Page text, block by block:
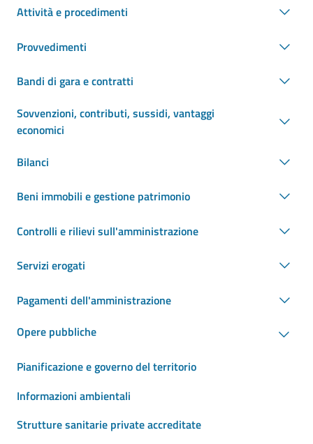
Attività e procedimenti
Provvedimenti
Bandi di gara e contratti
Sovvenzioni, contributi, sussidi, vantaggi
economici
Bilanci
Beni immobili e gestione patrimonio
Controlli e rilievi sull'amministrazione
Servizi erogati
Pagamenti dell'amministrazione
Opere pubbliche
Pianificazione e governo del territorio
Informazioni ambientali
Strutture sanitarie private accreditate